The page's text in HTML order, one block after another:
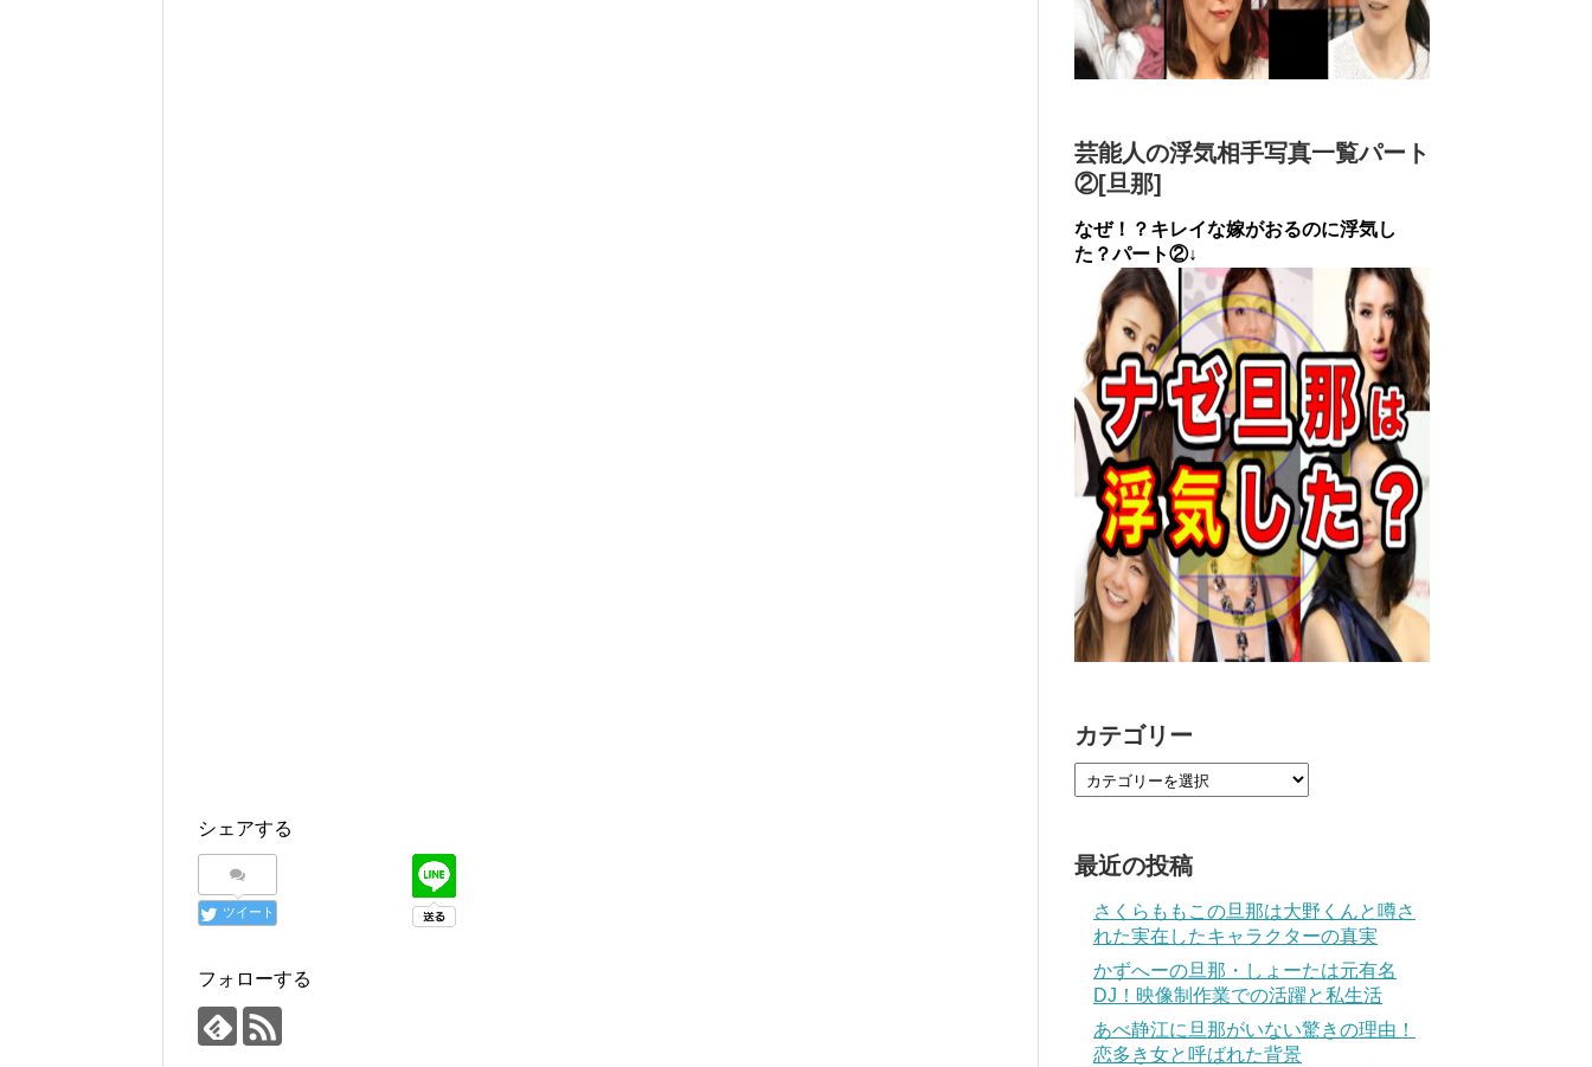
シェアする
ツイート
フォローする
芸能人の浮気相手写真一覧パート
②[旦那]
なぜ！？キレイな嫁がおるのに浮気し
た？パート②↓
カテゴリー
最近の投稿
さくらももこの旦那は大野くんと噂さ
れた実在したキャラクターの真実
かずへーの旦那・しょーたは元有名
DJ！映像制作業での活躍と私生活
あべ静江に旦那がいない驚きの理由！
恋多き女と呼ばれた背景